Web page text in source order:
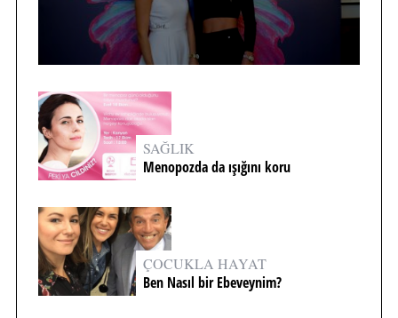
SAĞLIK
Menopozda da ışığını koru
ÇOCUKLA HAYAT
Ben Nasıl bir Ebeveynim?